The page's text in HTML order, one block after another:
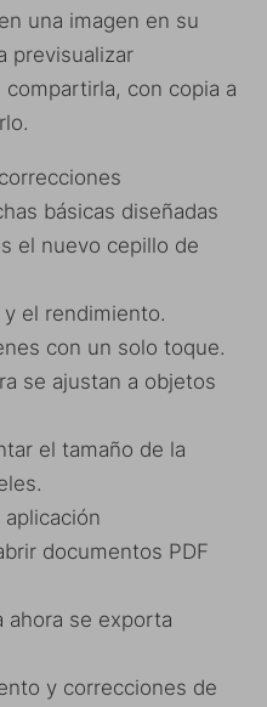
una imagen en su
previsualizar
con copia a
básicas diseñadas
el nuevo cepillo de
el rendimiento.
con un solo toque.
se ajustan a objetos
el tamaño de la
documentos PDF
ahora se exporta
y correcciones de